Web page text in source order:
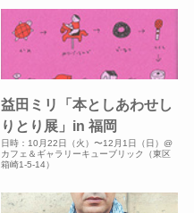
益田ミリ「本としあわせし
りとり展」in 福岡
日時：10月22日（火）〜12月1日（日）@
カフェ＆ギャラリーキューブリック（東区
箱崎1-5-14）